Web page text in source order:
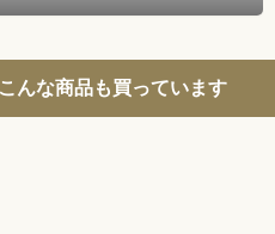
んな商品も買っています